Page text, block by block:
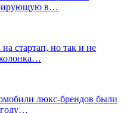
в…
стартап, но так и не
колонка…
люкс-брендов были